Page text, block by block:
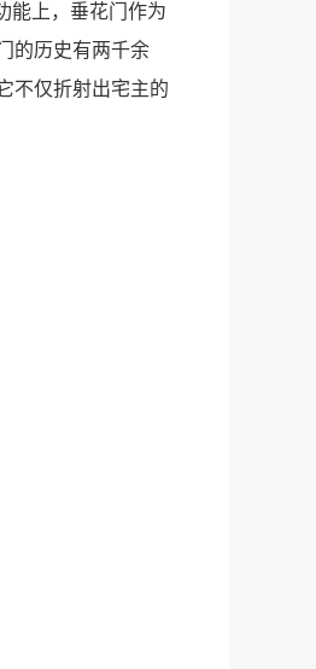
能上，垂花门作为
的历史有两千余
不仅折射出宅主的